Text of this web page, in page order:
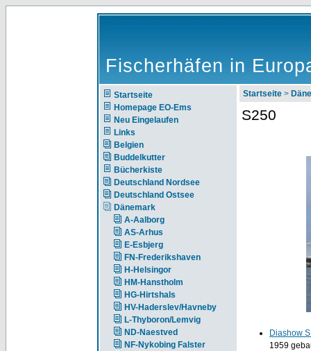
Fischerhäfen in
Startseite
Homepage EO-Ems
Neu Eingelaufen
Links
Belgien
Buddelkutter
Bücherkiste
Deutschland Nordsee
Deutschland Ostsee
Dänemark
A-Aalborg
AS-Arhus
E-Esbjerg
FN-Frederikshaven
H-Helsingor
HM-Hanstholm
HG-Hirtshals
HV-Haderslev/Havneby
L-Thyboron/Lemvig
ND-Naestved
NF-Nykobing Falster
Startseite >
S250
Diashow
1959